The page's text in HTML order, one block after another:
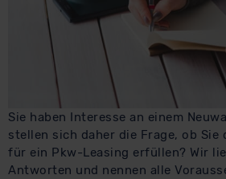
Sie haben Interesse an einem
stellen sich daher die Frage, ob Sie
für ein Pkw-Leasing erfüllen? Wir
Antworten und nennen alle